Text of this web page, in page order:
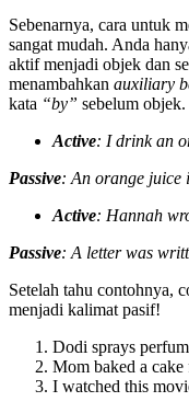
Sebenarnya, cara untuk
sangat mudah. Anda
aktif menjadi objek dan
menambahkan auxiliary
kata “by” sebelum
Active: I drink an
Passive: An orange juice
Active: Hannah
Passive: A letter was
Setelah tahu contohnya,
menjadi kalimat pasif!
Dodi sprays
Mom baked a
I watched this